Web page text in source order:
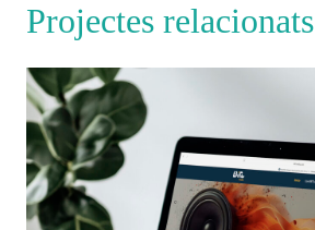
Projectes relacionats